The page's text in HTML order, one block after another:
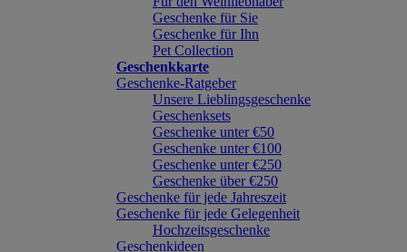
Geschenke für Sie
Geschenke für Ihn
Pet Collection
Geschenkkarte
Geschenke-Ratgeber
Unsere Lieblingsgeschenke
Geschenksets
Geschenke unter €50
Geschenke unter €100
Geschenke unter €250
Geschenke über €250
Geschenke für jede Jahreszeit
Geschenke für jede Gelegenheit
Hochzeitsgeschenke
Geschenkideen